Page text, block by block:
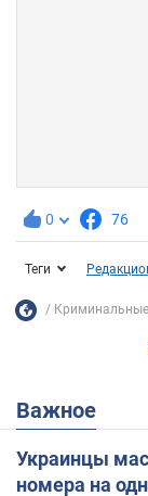
0 76
Теги
Важное
Украинцы
номера на